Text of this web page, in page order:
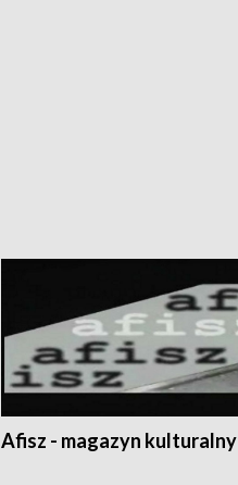
Afisz - magazyn kulturalny